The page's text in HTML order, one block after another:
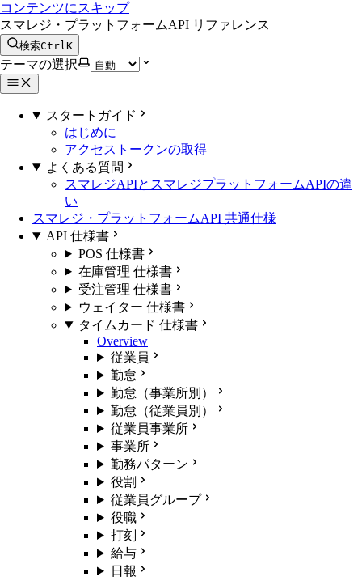
コンテンツにスキップ
スマレジ・プラットフォームAPI リファレンス
検索CtrlK
テーマの選択
スタートガイド
はじめに
アクセストークンの取得
よくある質問
スマレジAPIとスマレジプラットフォームAPIの違
い
スマレジ・プラットフォームAPI 共通仕様
API 仕様書
POS 仕様書
在庫管理 仕様書
受注管理 仕様書
ウェイター 仕様書
タイムカード 仕様書
Overview
従業員
勤怠
勤怠（事業所別）
勤怠（従業員別）
従業員事業所
事業所
勤務パターン
役割
従業員グループ
役職
打刻
給与
日報